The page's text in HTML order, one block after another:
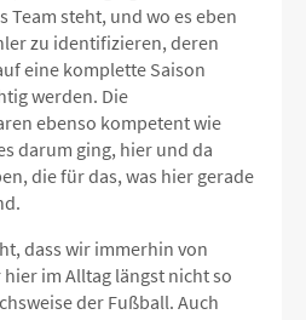
Team steht, und wo es eben
zu identifizieren, deren
eine komplette Saison
werden. Die
ebenso kompetent wie
darum ging, hier und da
die für das, was hier gerade
dass wir immerhin von
im Alltag längst nicht so
der Fußball. Auch